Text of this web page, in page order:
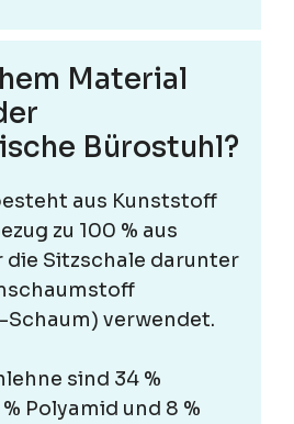
Material
Bürostuhl?
aus Kunststoff
zu 100 % aus
die Sitzschale darunter
verwendet.
sind 34 %
Polyamid und 8 %